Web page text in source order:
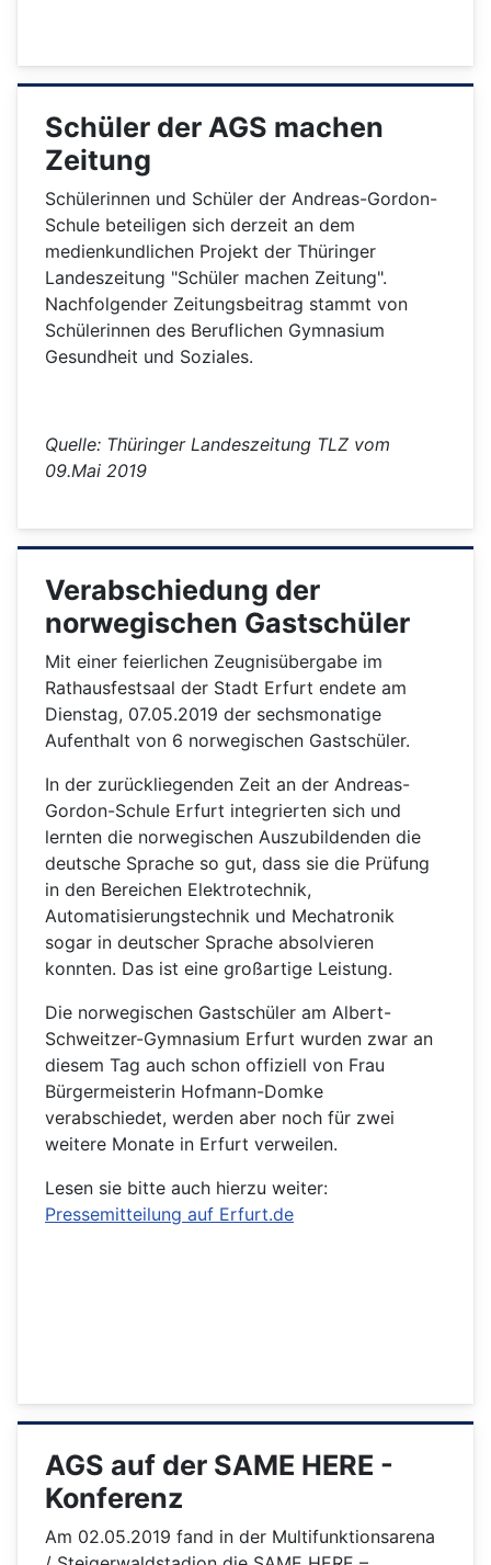
Schüler der AGS machen
Zeitung
Schülerinnen und Schüler der Andreas-Gordon-
Schule beteiligen sich derzeit an dem
medienkundlichen Projekt der Thüringer
Landeszeitung "Schüler machen Zeitung".
Nachfolgender Zeitungsbeitrag stammt von
Schülerinnen des Beruflichen Gymnasium
Gesundheit und Soziales.
Quelle: Thüringer Landeszeitung TLZ vom
09.Mai 2019
Verabschiedung der
norwegischen Gastschüler
Mit einer feierlichen Zeugnisübergabe im
Rathausfestsaal der Stadt Erfurt endete am
Dienstag, 07.05.2019 der sechsmonatige
Aufenthalt von 6 norwegischen Gastschüler.
In der zurückliegenden Zeit an der Andreas-
Gordon-Schule Erfurt integrierten sich und
lernten die norwegischen Auszubildenden die
deutsche Sprache so gut, dass sie die Prüfung
in den Bereichen Elektrotechnik,
Automatisierungstechnik und Mechatronik
sogar in deutscher Sprache absolvieren
konnten. Das ist eine großartige Leistung.
Die norwegischen Gastschüler am Albert-
Schweitzer-Gymnasium Erfurt wurden zwar an
diesem Tag auch schon offiziell von Frau
Bürgermeisterin Hofmann-Domke
verabschiedet, werden aber noch für zwei
weitere Monate in Erfurt verweilen.
Lesen sie bitte auch hierzu weiter:
Pressemitteilung auf Erfurt.de
AGS auf der SAME HERE -
Konferenz
Am 02.05.2019 fand in der Multifunktionsarena